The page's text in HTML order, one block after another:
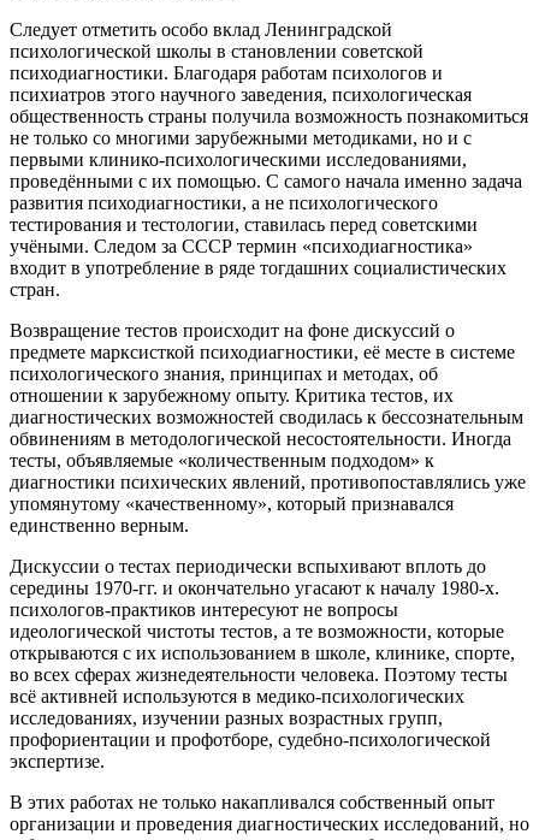
Следует отметить особо вклад Ленинградской
психологической школы в становлении советской
психодиагностики. Благодаря работам психологов и
психиатров этого научного заведения, психологическая
общественность страны получила возможность познакомиться
не только со многими зарубежными методиками, но и с
первыми клинико-психологическими исследованиями,
проведёнными с их помощью. С самого начала именно задача
развития психодиагностики, а не психологического
тестирования и тестологии, ставилась перед советскими
учёными. Следом за СССР термин «психодиагностика»
входит в употребление в ряде тогдашних социалистических
стран.
Возвращение тестов происходит на фоне дискуссий о
предмете марксисткой психодиагностики, её месте в системе
психологического знания, принципах и методах, об
отношении к зарубежному опыту. Критика тестов, их
диагностических возможностей сводилась к бессознательным
обвинениям в методологической несостоятельности. Иногда
тесты, объявляемые «количественным подходом» к
диагностики психических явлений, противопоставлялись уже
упомянутому «качественному», который признавался
единственно верным.
Дискуссии о тестах периодически вспыхивают вплоть до
середины 1970-гг. и окончательно угасают к началу 1980-х.
психологов-практиков интересуют не вопросы
идеологической чистоты тестов, а те возможности, которые
открываются с их использованием в школе, клинике, спорте,
во всех сферах жизнедеятельности человека. Поэтому тесты
всё активней используются в медико-психологических
исследованиях, изучении разных возрастных групп,
профориентации и профотборе, судебно-психологической
экспертизе.
В этих работах не только накапливался собственный опыт
организации и проведения диагностических исследований, но